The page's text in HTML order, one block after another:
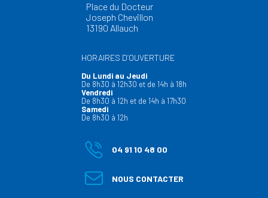
Place du Docteur
Joseph Chevillon
13190 Allauch
HORAIRES D’OUVERTURE
Du Lundi au Jeudi
De 8h30 à 12h30 et de 14h à 18h
Vendredi
De 8h30 à 12h et de 14h à 17h30
Samedi
De 8h30 à 12h
04 91 10 48 00
NOUS CONTACTER